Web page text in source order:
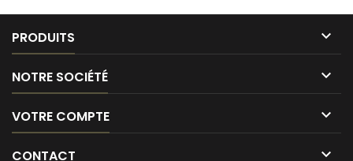
PRODUITS 
NOTRE SOCIÉTÉ 
VOTRE COMPTE 
CONTACT 